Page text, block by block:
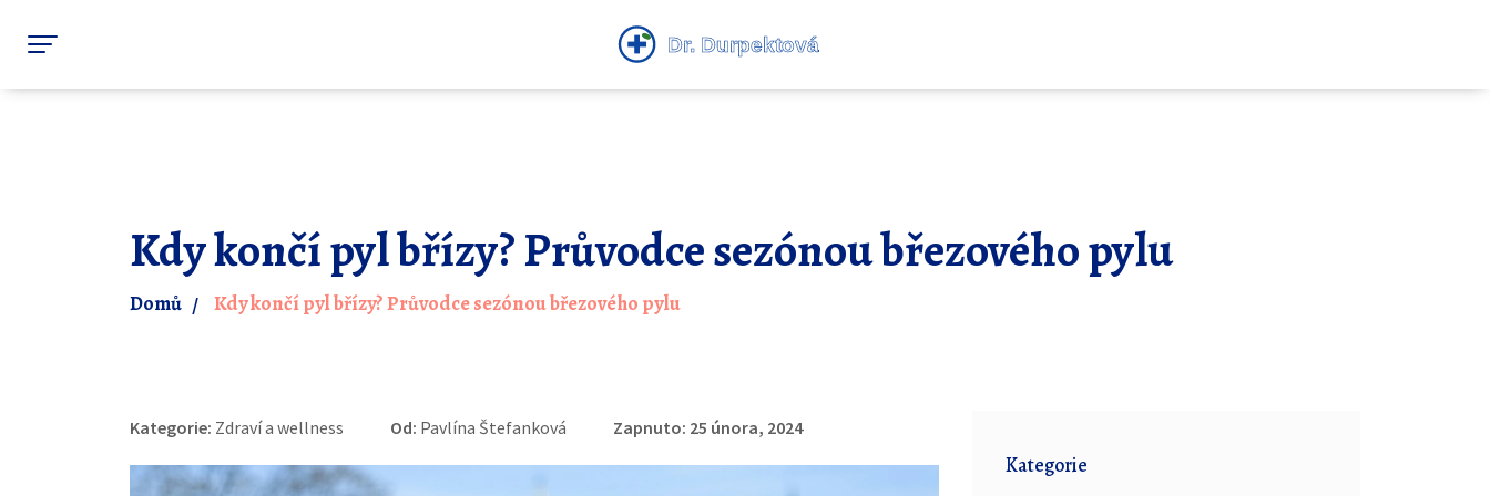
Kdy končí pyl břízy? Průvodce sezónou březového pylu
Domů Kdy končí pyl břízy? Průvodce sezónou březového pylu
Kategorie: Zdraví a wellness Od: Pavlína Štefanková Zapnuto: 25 února, 2024
Kategorie